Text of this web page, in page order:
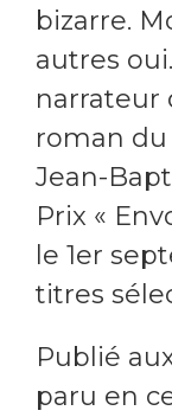
bizarre.
autres
narrateur
roman
Jean-
Prix «
le 1er
titres
Publié
paru en